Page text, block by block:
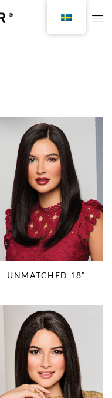
UNMATCHED 18”